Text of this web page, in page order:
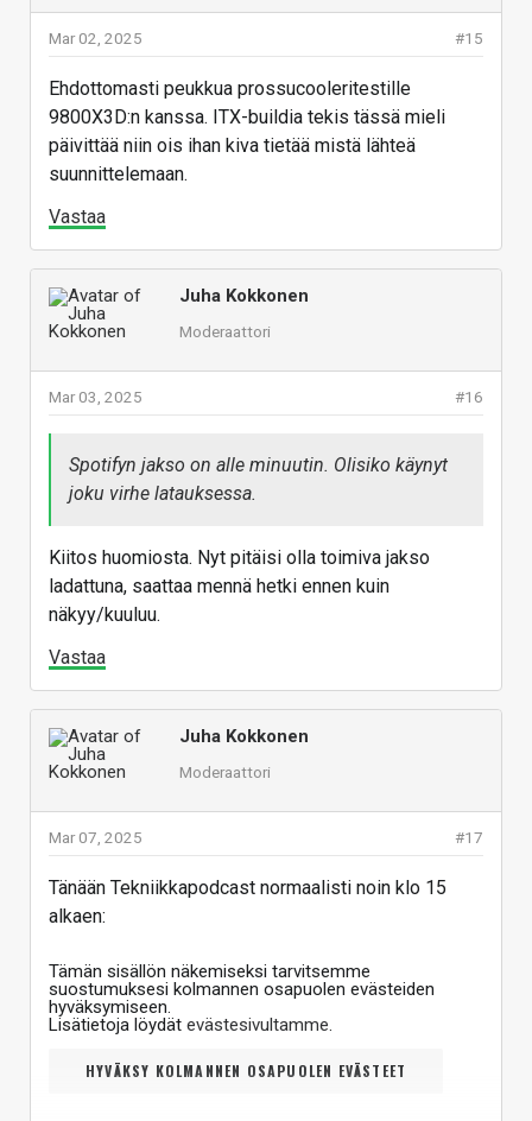
#15
Mar 02, 2025
Ehdottomasti peukkua prossucooleritestille
9800X3D:n kanssa. ITX-buildia tekis tässä mieli
päivittää niin ois ihan kiva tietää mistä lähteä
suunnittelemaan.
Vastaa
Juha Kokkonen
Moderaattori
#16
Mar 03, 2025
Spotifyn jakso on alle minuutin. Olisiko käynyt
joku virhe latauksessa.
Kiitos huomiosta. Nyt pitäisi olla toimiva jakso
ladattuna, saattaa mennä hetki ennen kuin
näkyy/kuuluu.
Vastaa
Juha Kokkonen
Moderaattori
#17
Mar 07, 2025
Tänään Tekniikkapodcast normaalisti noin klo 15
alkaen:
Tämän sisällön näkemiseksi tarvitsemme
suostumuksesi kolmannen osapuolen evästeiden
hyväksymiseen.
Lisätietoja löydät evästesivultamme.
HYVÄKSY KOLMANNEN OSAPUOLEN EVÄSTEET